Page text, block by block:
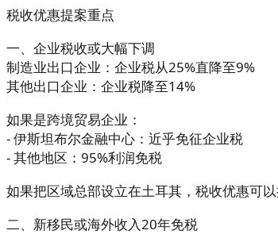
税收优惠提案重点
一、企业税收或大幅下调
制造业出口企业：企业税从25%直降至9%
其他出口企业：企业税降至14%
如果是跨境贸易企业：
- 伊斯坦布尔金融中心：近乎免征企业税
- 其他地区：95%利润免税
如果把区域总部设立在土耳其，税收优惠可以
二、新移民或海外收入20年免税